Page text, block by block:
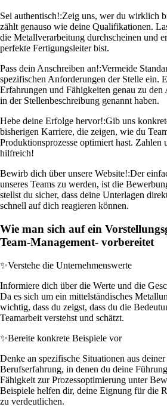
Sei authentisch!:Zeig uns, wer du wirklich
zählt genauso wie deine Qualifikationen.
die Metallverarbeitung durchscheinen und
perfekte Fertigungsleiter bist.
Pass dein Anschreiben an!:Vermeide
spezifischen Anforderungen der Stelle ein.
Erfahrungen und Fähigkeiten genau zu den
in der Stellenbeschreibung genannt haben.
Hebe deine Erfolge hervor!:Gib uns
bisherigen Karriere, die zeigen, wie du
Produktionsprozesse optimiert hast. Zahlen
hilfreich!
Bewirb dich über unsere Website!:Der
unseres Teams zu werden, ist die
stellst du sicher, dass deine Unterlagen
schnell auf dich reagieren können.
Wie man sich auf ein
Team-Management- vorbereitet
✨Verstehe die Unternehmenswerte
Informiere dich über die Werte und die
Da es sich um ein mittelständisches
wichtig, dass du zeigst, dass du die
Teamarbeit verstehst und schätzt.
✨Bereite konkrete Beispiele vor
Denke an spezifische Situationen aus
Berufserfahrung, in denen du deine
Fähigkeit zur Prozessoptimierung unter
Beispiele helfen dir, deine Eignung für die
zu verdeutlichen.